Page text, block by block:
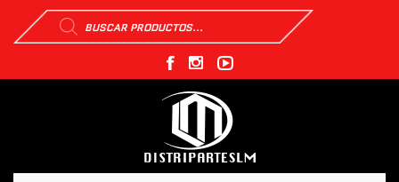
Búsqueda
de
productos